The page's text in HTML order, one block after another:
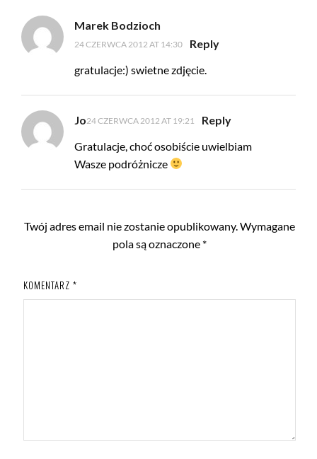
Marek Bodzioch
24 CZERWCA 2012 AT 14:30
Reply
gratulacje:) swietne zdjęcie.
Jo24 CZERWCA 2012 AT 19:21
Reply
Gratulacje, choć osobiście uwielbiam
Wasze podróżnicze
Twój adres email nie zostanie opublikowany. Wymagane
pola są oznaczone *
KOMENTARZ *